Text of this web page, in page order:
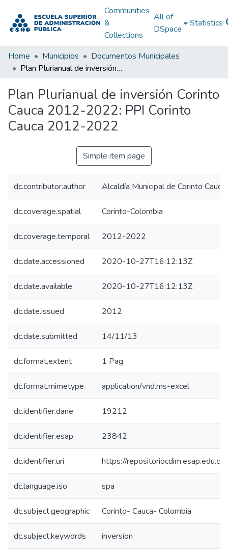
Communities
&
Collections
All of
DSpace
Statistics
Home Municipios
Documentos Municipales
Plan Plurianual de inversión Corinto Cauca 2012-2022: PPI Corinto Cauca 2012-2022
Plan Plurianual de inversión Corinto
Cauca 2012-2022: PPI Corinto
Cauca 2012-2022
Simple item page
dc.contributor.author Alcaldía Municipal de Corinto Cauca
dc.coverage.spatial Corinto-Colombia
dc.coverage.temporal 2012-2022
dc.date.accessioned 2020-10-27T16:12:13Z
dc.date.available 2020-10-27T16:12:13Z
dc.date.issued 2012
dc.date.submitted 14/11/13
dc.format.extent 1 Pag.
dc.format.mimetype application/vnd.ms-excel
dc.identifier.dane 19212
dc.identifier.esap 23842
dc.identifier.uri https://
dc.language.iso spa
dc.subject.geographic Corinto- Cauca- Colombia
dc.subject.keywords inversion